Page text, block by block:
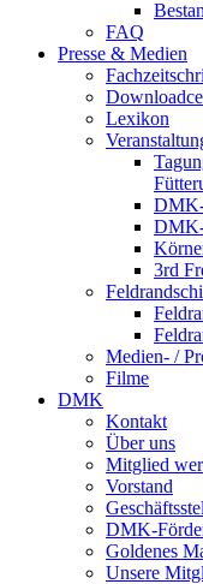
FAQ
Presse & Medien
Lexikon
DMK-
DMK-
3rd
Medien- /
Filme
DMK
Kontakt
Über uns
Mitglied
Vorstand
DMK-
Goldenes
Unsere